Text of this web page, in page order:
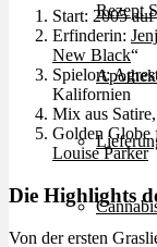
Rezept
Start: 2005
Erfinderin:
New Black“
Spielort:
Kalifornien
Mix aus
Golden Globe
Louise Parker
Die Highlights
Von der ersten